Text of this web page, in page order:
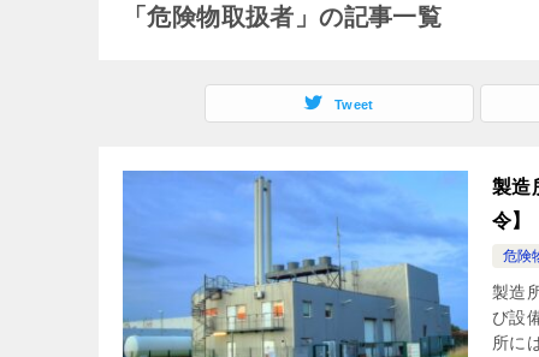
「危険物取扱者」の記事一覧
Tweet
製造
令】
危険
製造
び設
所に